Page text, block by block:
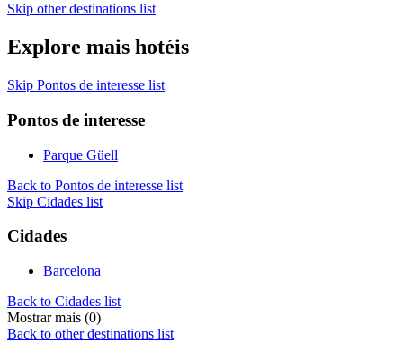
Skip other destinations list
Explore mais hotéis
Skip Pontos de interesse list
Pontos de interesse
Parque Güell
Back to Pontos de interesse list
Skip Cidades list
Cidades
Barcelona
Back to Cidades list
Mostrar mais (0)
Back to other destinations list